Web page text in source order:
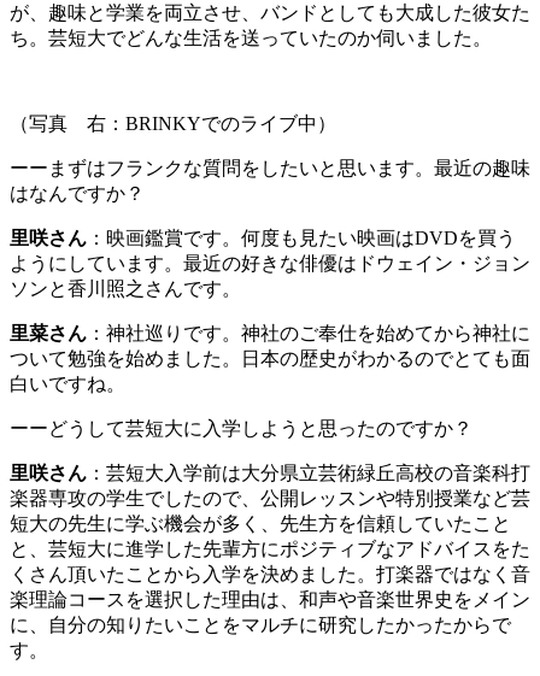
が、趣味と学業を両立させ、バンドとしても大成した彼女た
ち。芸短大でどんな生活を送っていたのか伺いました。
（写真 右：BRINKYでのライブ中）
ーーまずはフランクな質問をしたいと思います。最近の趣味
はなんですか？
里咲さん ：映画鑑賞です。何度も見たい映画はDVDを買う
ようにしています。最近の好きな俳優はドウェイン・ジョン
ソンと香川照之さんです。
里菜さん ：神社巡りです。神社のご奉仕を始めてから神社に
ついて勉強を始めました。日本の歴史がわかるのでとても面
白いですね。
ーーどうして芸短大に入学しようと思ったのですか？
里咲さん ：芸短大入学前は大分県立芸術緑丘高校の音楽科打
楽器専攻の学生でしたので、公開レッスンや特別授業など芸
短大の先生に学ぶ機会が多く、先生方を信頼していたこと
と、芸短大に進学した先輩方にポジティブなアドバイスをた
くさん頂いたことから入学を決めました。打楽器ではなく音
楽理論コースを選択した理由は、和声や音楽世界史をメイン
に、自分の知りたいことをマルチに研究したかったからで
す。